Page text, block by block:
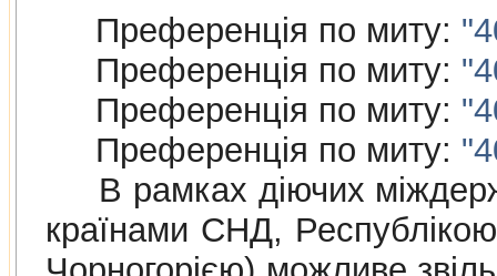
Преференція по миту:
Преференція по миту:
Преференція по миту:
Преференція по миту:
В рамках дiючих
країнами СНД,